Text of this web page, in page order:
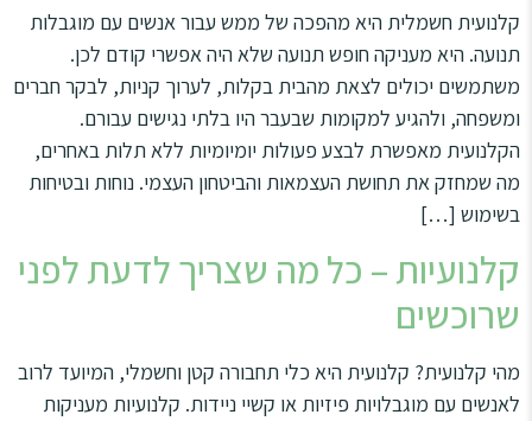
קלנועית חשמלית היא מהפכה של ממש עבור אנשים עם מוגבלות
תנועה. היא מעניקה חופש תנועה שלא היה אפשרי קודם לכן.
משתמשים יכולים לצאת מהבית בקלות, לערוך קניות, לבקר חברים
ומשפחה, ולהגיע למקומות שבעבר היו בלתי נגישים עבורם.
הקלנועית מאפשרת לבצע פעולות יומיומיות ללא תלות באחרים,
מה שמחזק את תחושת העצמאות והביטחון העצמי. נוחות ובטיחות
בשימוש […]
קלנועיות – כל מה שצריך לדעת לפני
שרוכשים
מהי קלנועית? קלנועית היא כלי תחבורה קטן וחשמלי, המיועד לרוב
לאנשים עם מוגבלויות פיזיות או קשיי ניידות. קלנועיות מעניקות